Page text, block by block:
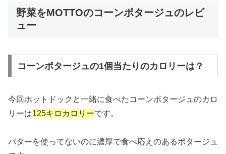
野菜をMOTTOのコーンポタージュのレビ
ュー
コーンポタージュの1個当たりのカロリーは？
今回ホットドックと一緒に食べたコーンポタージュのカロ
リーは125キロカロリーです。
バターを使ってないのに濃厚で食べ応えのあるポタージュ